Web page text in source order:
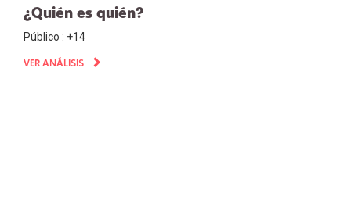
¿Quién es quién?
Público : +14
VER ANÁLISIS